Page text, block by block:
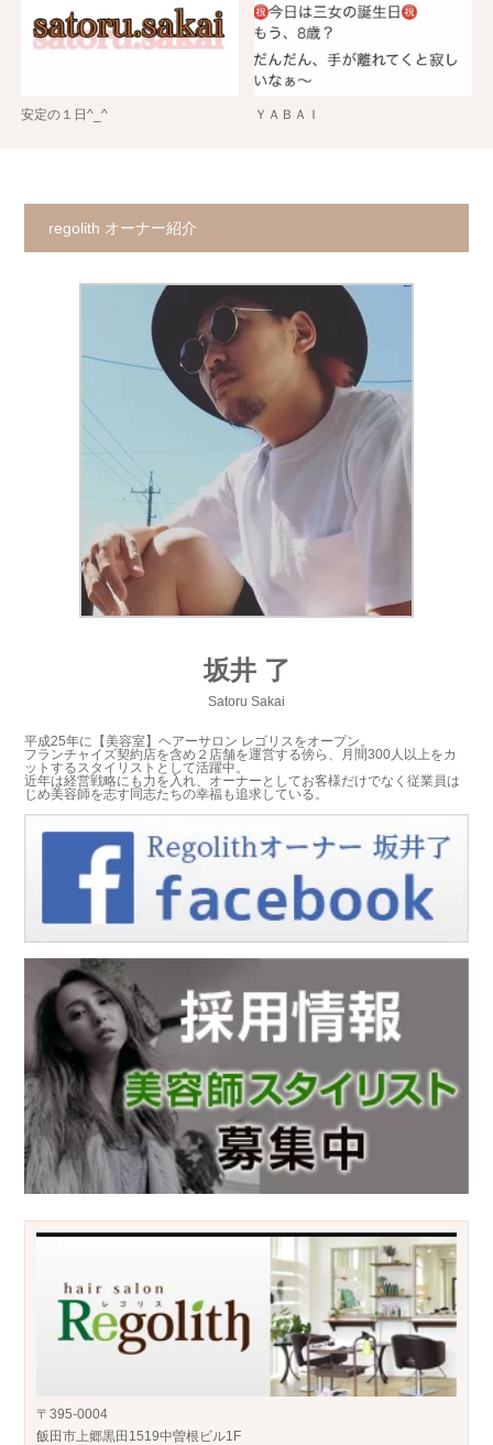
安定の１日^_^ ＹＡＢＡＩ
regolith オーナー紹介
坂井 了
Satoru Sakai
平成25年に【美容室】ヘアーサロン レゴリスをオープン。
フランチャイズ契約店を含め２店舗を運営する傍ら、月間300人以上をカ
ットするスタイリストとして活躍中。
近年は経営戦略にも力を入れ、オーナーとしてお客様だけでなく従業員は
じめ美容師を志す同志たちの幸福も追求している。
〒395-0004
飯田市上郷黒田1519中曽根ビル1F